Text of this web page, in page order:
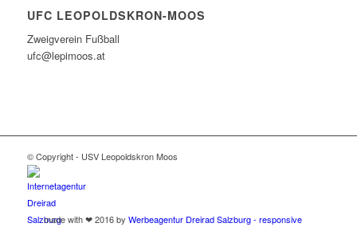
UFC LEOPOLDSKRON-MOOS
Zweigverein Fußball
ufc@lepimoos.at
© Copyright - USV Leopoldskron Moos
made with ❤ 2016 by Werbeagentur Dreirad Salzburg - responsive